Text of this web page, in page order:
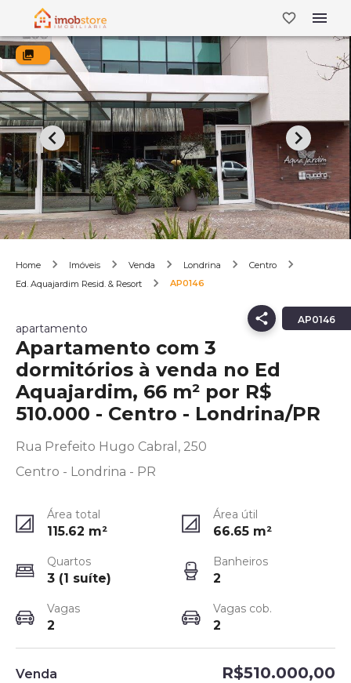
Home Imóveis Venda Londrina
Centro
Ed. Aquajardim Resid. & Resort
AP0146
AP0146
apartamento
Apartamento com 3
dormitórios à venda no Ed
Aquajardim, 66 m² por R$
510.000 - Centro - Londrina/PR
Rua Prefeito Hugo Cabral, 250
Centro - Londrina - PR
Área total
115.62 m²
Área útil
66.65 m²
Quartos
3 (1 suíte)
Banheiros
2
Vagas
2
Vagas cob.
2
Venda R$510.000,00